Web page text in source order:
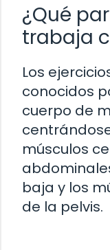
¿Qué
trabaja
Los
conocidos
cuerpo de
músculos
baja y los
de la pelvis.